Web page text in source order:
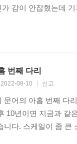
범상치 않은 소설
에 겸손한 정보원의
들면서 교통수단을
나눈다면 이러한
감이 안잡혔는데
번째 다리
2022-08-10 신고
문어의 아홉 번째 다
10년이면 지금과 같
니다. 스케일이 좀